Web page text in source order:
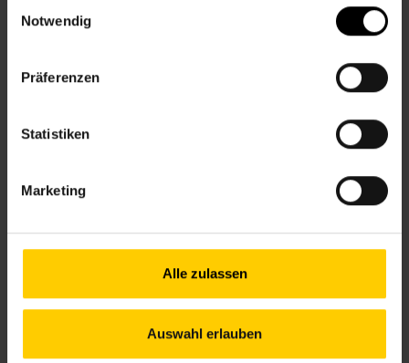
Notwendig
Präferenzen
Statistiken
Marketing
Alle zulassen
Auswahl erlauben
nachbarschaftszentren.wien
43, 10A – Hernals/Wattgasse
Öffnungszeiten
Mo.
13.00–17.00 Uhr
Di.
09.00–12.00 Uhr
13.00–17.00 Uhr
Fr.
09.00–12.00 Uhr
Außerhalb der Öffnungszeiten sind Termine